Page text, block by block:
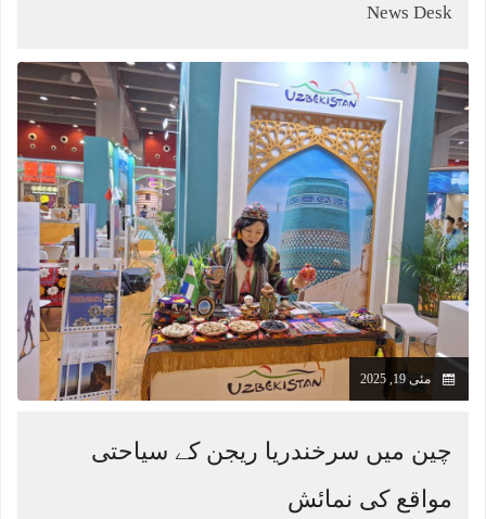
News Desk
مئی 19, 2025
چین میں سرخندریا ریجن کے سیاحتی
مواقع کی نمائش